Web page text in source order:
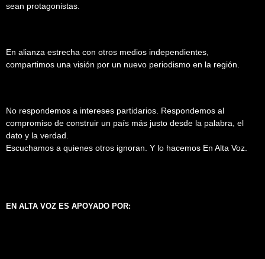
sean protagonistas.
En alianza estrecha con otros medios independientes,
compartimos una visión por un nuevo periodismo en la región.
No respondemos a intereses partidarios. Respondemos al
compromiso de construir un país más justo desde la palabra, el
dato y la verdad.
Escuchamos a quienes otros ignoran. Y lo hacemos En Alta Voz.
EN ALTA VOZ ES APOYADO POR: